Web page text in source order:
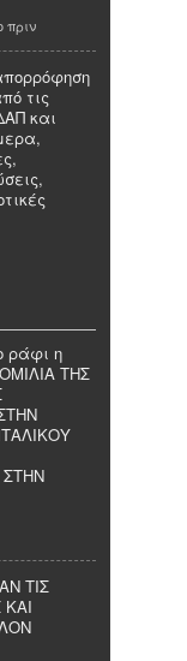
πριν
τις
και
ράφι η
ΟΜΙΛΙΑ ΤΗΣ
ΣΤΗΝ
ΤΙΣ